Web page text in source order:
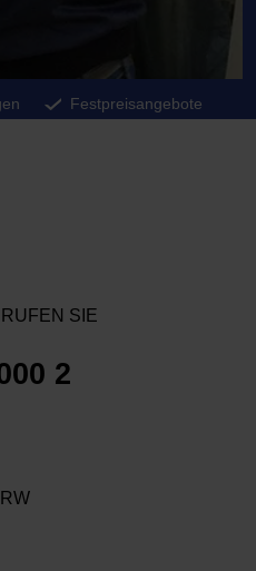
Festpreisangebote
SIE
2